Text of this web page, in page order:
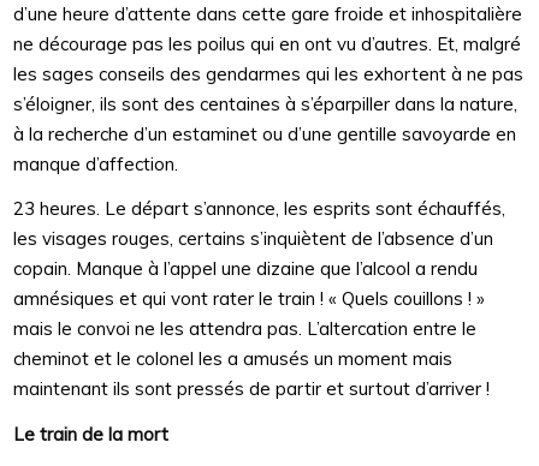
d’une heure d’attente dans cette gare froide et inhospitalière
ne décourage pas les poilus qui en ont vu d’autres. Et, malgré
les sages conseils des gendarmes qui les exhortent à ne pas
s’éloigner, ils sont des centaines à s’éparpiller dans la nature,
à la recherche d’un estaminet ou d’une gentille savoyarde en
manque d’affection.
23 heures. Le départ s’annonce, les esprits sont échauffés,
les visages rouges, certains s’inquiètent de l’absence d’un
copain. Manque à l’appel une dizaine que l’alcool a rendu
amnésiques et qui vont rater le train ! « Quels couillons ! »
mais le convoi ne les attendra pas. L’altercation entre le
cheminot et le colonel les a amusés un moment mais
maintenant ils sont pressés de partir et surtout d’arriver !
Le train de la mort